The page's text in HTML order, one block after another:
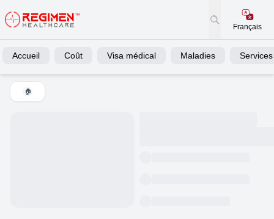
Français
Accueil Coût Visa médical Maladies Services
🏠